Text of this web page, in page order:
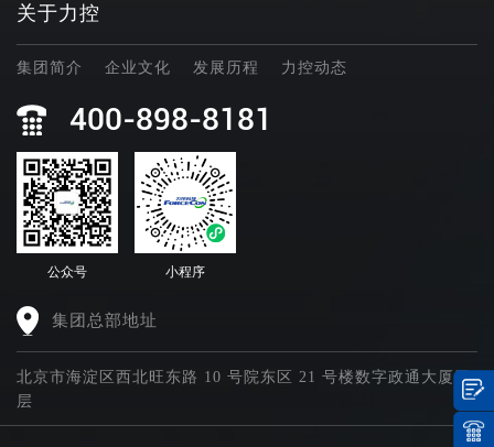
关于力控
集团简介 企业文化 发展历程 力控动态
400-898-8181
公众号 小程序
集团总部地址
北京市海淀区西北旺东路 10 号院东区 21 号楼数字政通大厦四
层